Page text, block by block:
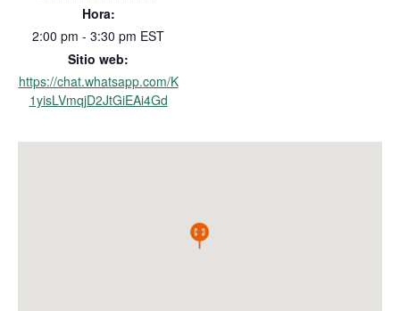
Hora:
2:00 pm - 3:30 pm EST
Sitio web:
https://chat.whatsapp.com/K
1yisLVmqjD2JtGiEAi4Gd